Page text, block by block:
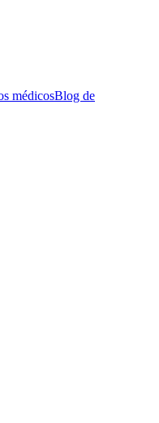
médicosBlog de